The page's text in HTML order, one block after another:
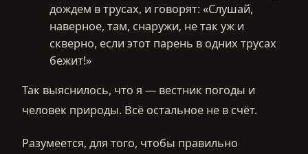
дождем в трусах, и говорят: «Слушай,
наверное, там, снаружи, не так уж и
скверно, если этот парень в одних трусах
бежит!»
Так выяснилось, что я — вестник погоды и
человек природы. Всё остальное не в счёт.
Разумеется, для того, чтобы правильно